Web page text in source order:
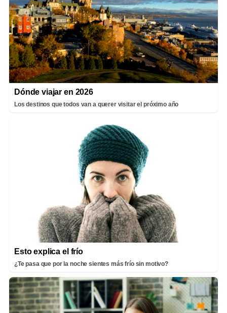
Dónde viajar en 2026
Los destinos que todos van a querer visitar el próximo año
Esto explica el frío
¿Te pasa que por la noche sientes más frío sin motivo?